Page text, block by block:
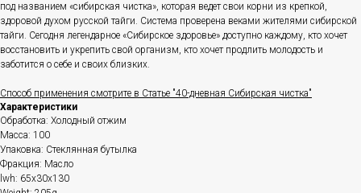
под названием «сибирская чистка», которая ведет свои корни из крепкой,
здоровой духом русской тайги. Система проверена веками жителями сибирской
тайги. Сегодня легендарное «Сибирское здоровье» доступно каждому, кто хочет
восстановить и укрепить свой организм, кто хочет продлить молодость и
заботится о себе и своих близких.
Способ применения смотрите в Статье "40-дневная Сибирская чистка"
Характеристики
Обработка: Холодный отжим
Масса: 100
Упаковка: Стеклянная бутылка
Фракция: Масло
lwh: 65x30x130